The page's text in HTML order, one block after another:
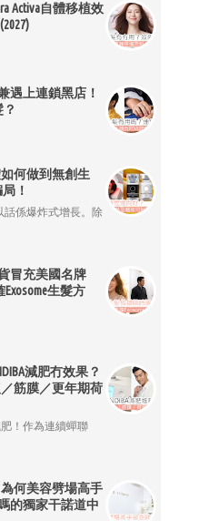
Activa自體移植效
遇上連鎖黑店！
何做到無創生
！
話係爆炸式增長。除
冒充美國名牌
Exosome生髮方
減肥冇效果？
／筋膜／更年期荷
！作為連續蟬聯
為何美容劈場高手
的獨家干諾道中